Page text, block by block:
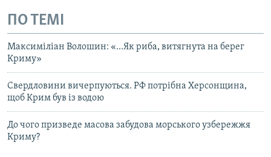
ПО ТЕМІ
Максиміліан Волошин: «...Як риба, витягнута на берег
Криму»
Свердловини вичерпуються. РФ потрібна Херсонщина,
щоб Крим був із водою
До чого призведе масова забудова морського узбережжя
Криму?